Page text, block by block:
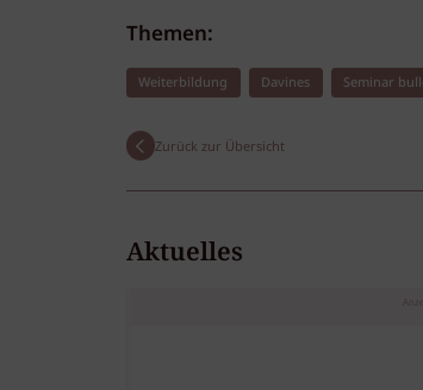
Themen:
Weiterbildung Davines Seminar
Zurück zur Übersicht
Aktuelles